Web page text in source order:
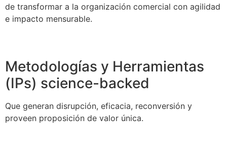
de transformar a la organización comercial con agilidad
e impacto mensurable.
Metodologías y Herramientas
(IPs) science-backed
Que generan disrupción, eficacia, reconversión y
proveen proposición de valor única.